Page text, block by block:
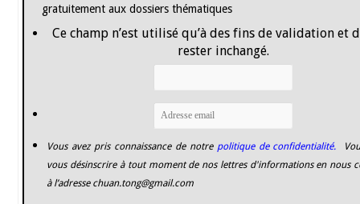
gratuitement aux dossiers thématiques
Ce champ n’est utilisé qu’à des fins de validation et
rester inchangé.
Vous avez pris connaissance de notrepolitique de confidentialité.
vous désinscrire à tout moment de nos lettres d'informations en nous
à l’adresse chuan.tong@gmail.com